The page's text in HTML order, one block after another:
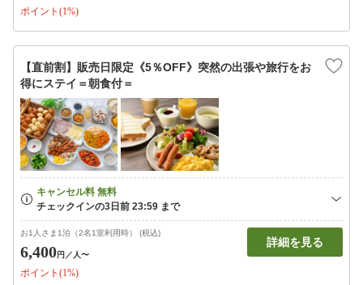
ポイント(1%)
【直前割】販売日限定《5％OFF》突然の出張や旅行をお
得にステイ＝朝食付＝
お1人さま1泊（2名1室利用時） (税込)
6,400円 ／人〜
ポイント(1%)
詳細を見る